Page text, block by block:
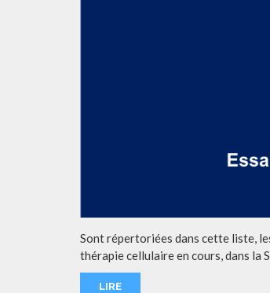
Sont répertoriées dans cette liste,
thérapie cellulaire en cours, dans la
LIRE